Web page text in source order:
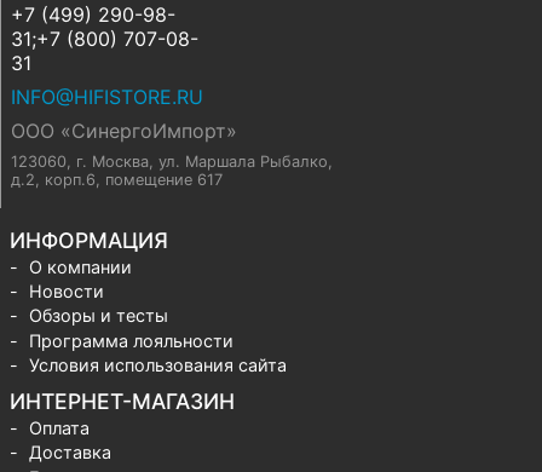
+7 (499) 290-98-
31;+7 (800) 707-08-
31
INFO@HIFISTORE.RU
ООО «СинергоИмпорт»
123060, г. Москва ул. Маршала Рыбалко,
д.2, корп.6, помещение 617
ИНФОРМАЦИЯ
О компании
Новости
Обзоры и тесты
Программа лояльности
Условия использования сайта
ИНТЕРНЕТ-МАГАЗИН
Оплата
Доставка